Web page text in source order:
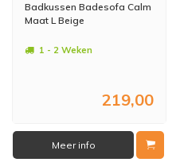
Badkussen Badesofa Calm
Maat L Beige
1 - 2 Weken
219,00
Meer info